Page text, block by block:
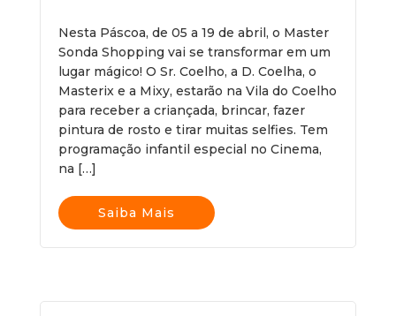
Nesta Páscoa, de 05 a 19 de abril, o Master
Sonda Shopping vai se transformar em um
lugar mágico! O Sr. Coelho, a D. Coelha, o
Masterix e a Mixy, estarão na Vila do Coelho
para receber a criançada, brincar, fazer
pintura de rosto e tirar muitas selfies. Tem
programação infantil especial no Cinema,
na […]
Saiba Mais